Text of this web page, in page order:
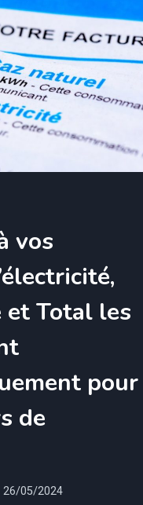
vos
et Total les
pour
de
26/05/2024